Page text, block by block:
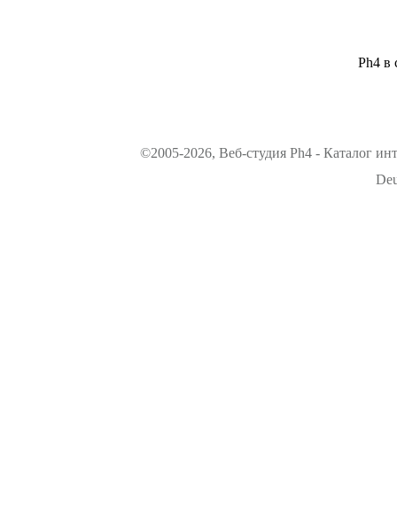
Ph4 в
©2005-2026, Веб-студия Ph4 - Каталог